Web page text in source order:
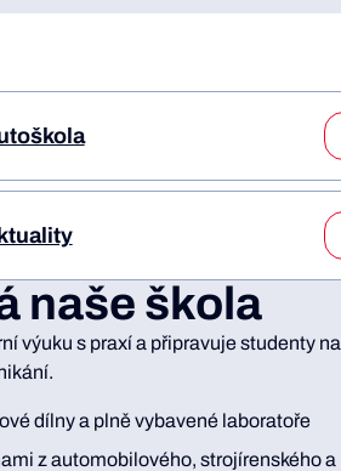
naše škola
výuku s praxí a připravuje studenty na
dílny a plně vybavené laboratoře
z automobilového, strojírenského a